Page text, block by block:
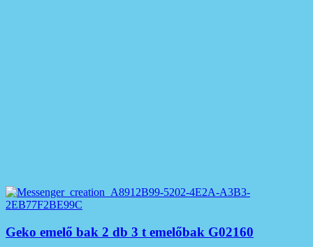
Geko emelő bak 2 db 3 t emelőbak G02160